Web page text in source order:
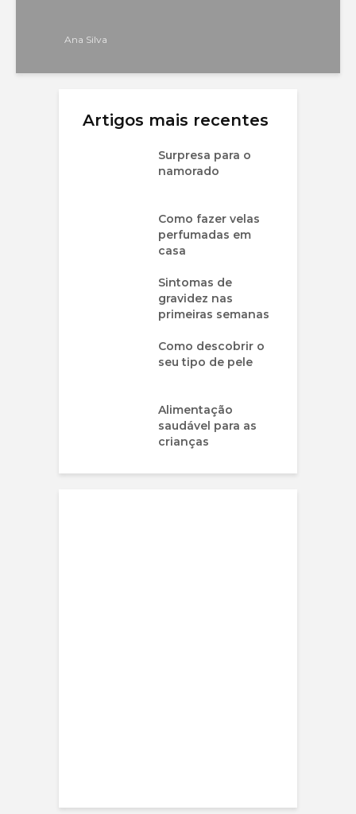
Ana Silva
Artigos mais recentes
Surpresa para o
namorado
Como fazer velas
perfumadas em
casa
Sintomas de
gravidez nas
primeiras semanas
Como descobrir o
seu tipo de pele
Alimentação
saudável para as
crianças